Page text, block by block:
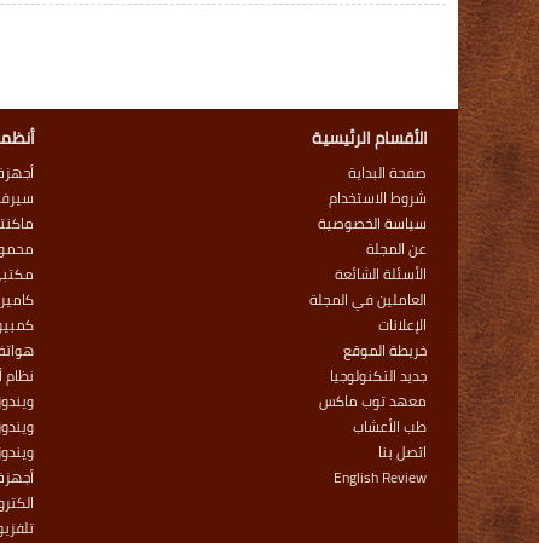
الأقسام الرئيسية
صفحة البداية
شروط الاستخدام
سياسة الخصوصية
عن المجلة
الأسئلة الشائعة
العاملين في المجلة
الإعلانات
خريطة الموقع
جديد التكنولوجيا
معهد توب ماكس
طب الأعشاب
اتصل بنا
English Review
ويندوز